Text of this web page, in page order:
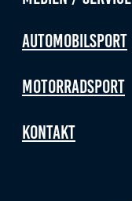
Automobilsport
Motorradsport
Kontakt